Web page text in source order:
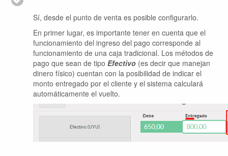
Sí, desde el punto de venta es posible configurarlo.
En primer lugar, es importante tener en cuenta que el
funcionamiento del ingreso del pago corresponde al
funcionamiento de una caja tradicional. Los métodos de
pago que sean de tipo Efectivo (es decir que manejan
dinero físico) cuentan con la posibilidad de indicar el
monto entregado por el cliente y el sistema calculará
automáticamente el vuelto.